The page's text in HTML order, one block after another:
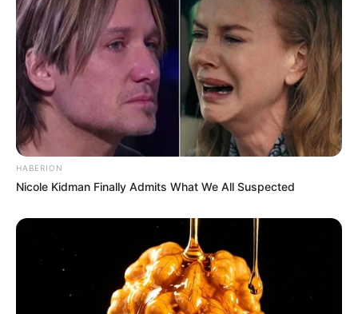
HABERION
Nicole Kidman Finally Admits What We All Suspected